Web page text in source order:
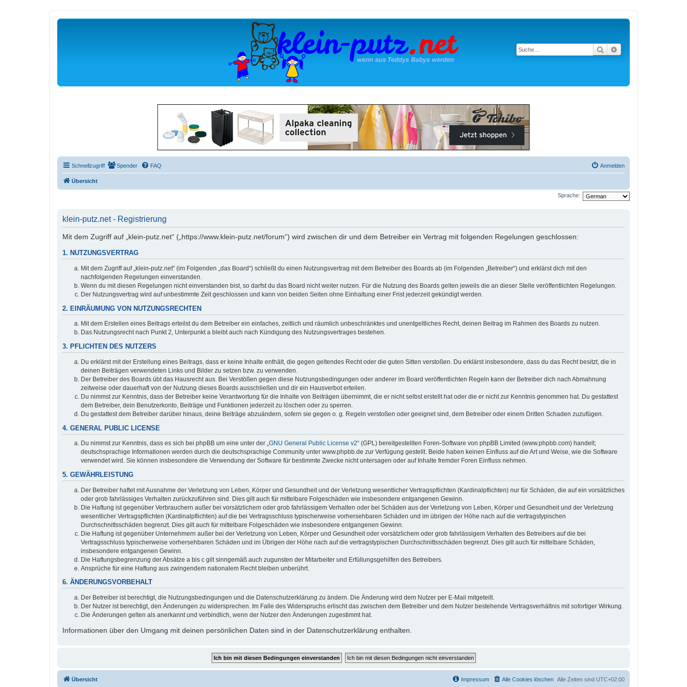
Suche
Schnellzugriff Spender FAQ Anmelden
Übersicht
Sprache:
klein-putz.net - Registrierung
Mit dem Zugriff auf „klein-putz.net“ („https://www.klein-putz.net/forum“) wird zwischen dir und dem Betreiber ein Vertrag mit folgenden Regelungen geschlossen:
1. NUTZUNGSVERTRAG
Mit dem Zugriff auf „klein-putz.net“ (im Folgenden „das Board“) schließt du einen Nutzungsvertrag mit dem Betreiber des Boards ab (im Folgenden „Betreiber“) und erklärst dich mit den
nachfolgenden Regelungen einverstanden.
Wenn du mit diesen Regelungen nicht einverstanden bist, so darfst du das Board nicht weiter nutzen. Für die Nutzung des Boards gelten jeweils die an dieser Stelle veröffentlichten Regelungen.
Der Nutzungsvertrag wird auf unbestimmte Zeit geschlossen und kann von beiden Seiten ohne Einhaltung einer Frist jederzeit gekündigt werden.
2. EINRÄUMUNG VON NUTZUNGSRECHTEN
Mit dem Erstellen eines Beitrags erteilst du dem Betreiber ein einfaches, zeitlich und räumlich unbeschränktes und unentgeltliches Recht, deinen Beitrag im Rahmen des Boards zu nutzen.
Das Nutzungsrecht nach Punkt 2, Unterpunkt a bleibt auch nach Kündigung des Nutzungsvertrages bestehen.
3. PFLICHTEN DES NUTZERS
Du erklärst mit der Erstellung eines Beitrags, dass er keine Inhalte enthält, die gegen geltendes Recht oder die guten Sitten verstoßen. Du erklärst insbesondere, dass du das Recht besitzt, die in
deinen Beiträgen verwendeten Links und Bilder zu setzen bzw. zu verwenden.
Der Betreiber des Boards übt das Hausrecht aus. Bei Verstößen gegen diese Nutzungsbedingungen oder anderer im Board veröffentlichten Regeln kann der Betreiber dich nach Abmahnung
zeitweise oder dauerhaft von der Nutzung dieses Boards ausschließen und dir ein Hausverbot erteilen.
Du nimmst zur Kenntnis, dass der Betreiber keine Verantwortung für die Inhalte von Beiträgen übernimmt, die er nicht selbst erstellt hat oder die er nicht zur Kenntnis genommen hat. Du gestattest
dem Betreiber, dein Benutzerkonto, Beiträge und Funktionen jederzeit zu löschen oder zu sperren.
Du gestattest dem Betreiber darüber hinaus, deine Beiträge abzuändern, sofern sie gegen o. g. Regeln verstoßen oder geeignet sind, dem Betreiber oder einem Dritten Schaden zuzufügen.
4. GENERAL PUBLIC LICENSE
Du nimmst zur Kenntnis, dass es sich bei phpBB um eine unter der „GNU General Public License v2“ (GPL) bereitgestellten Foren-Software von phpBB Limited (www.phpbb.com) handelt;
deutschsprachige Informationen werden durch die deutschsprachige Community unter www.phpbb.de zur Verfügung gestellt. Beide haben keinen Einfluss auf die Art und Weise, wie die Software
verwendet wird. Sie können insbesondere die Verwendung der Software für bestimmte Zwecke nicht untersagen oder auf Inhalte fremder Foren Einfluss nehmen.
5. GEWÄHRLEISTUNG
Der Betreiber haftet mit Ausnahme der Verletzung von Leben, Körper und Gesundheit und der Verletzung wesentlicher Vertragspflichten (Kardinalpflichten) nur für Schäden, die auf ein vorsätzliches
oder grob fahrlässiges Verhalten zurückzuführen sind. Dies gilt auch für mittelbare Folgeschäden wie insbesondere entgangenen Gewinn.
Die Haftung ist gegenüber Verbrauchern außer bei vorsätzlichem oder grob fahrlässigem Verhalten oder bei Schäden aus der Verletzung von Leben, Körper und Gesundheit und der Verletzung
wesentlicher Vertragspflichten (Kardinalpflichten) auf die bei Vertragsschluss typischerweise vorhersehbaren Schäden und im übrigen der Höhe nach auf die vertragstypischen
Durchschnittsschäden begrenzt. Dies gilt auch für mittelbare Folgeschäden wie insbesondere entgangenen Gewinn.
Die Haftung ist gegenüber Unternehmern außer bei der Verletzung von Leben, Körper und Gesundheit oder vorsätzlichem oder grob fahrlässigem Verhalten des Betreibers auf die bei
Vertragsschluss typischerweise vorhersehbaren Schäden und im Übrigen der Höhe nach auf die vertragstypischen Durchschnittsschäden begrenzt. Dies gilt auch für mittelbare Schäden,
insbesondere entgangenen Gewinn.
Die Haftungsbegrenzung der Absätze a bis c gilt sinngemäß auch zugunsten der Mitarbeiter und Erfüllungsgehilfen des Betreibers.
Ansprüche für eine Haftung aus zwingendem nationalem Recht bleiben unberührt.
6. ÄNDERUNGSVORBEHALT
Der Betreiber ist berechtigt, die Nutzungsbedingungen und die Datenschutzerklärung zu ändern. Die Änderung wird dem Nutzer per E-Mail mitgeteilt.
Der Nutzer ist berechtigt, den Änderungen zu widersprechen. Im Falle des Widerspruchs erlischt das zwischen dem Betreiber und dem Nutzer bestehende Vertragsverhältnis mit sofortiger Wirkung.
Die Änderungen gelten als anerkannt und verbindlich, wenn der Nutzer den Änderungen zugestimmt hat.
Informationen über den Umgang mit deinen persönlichen Daten sind in der Datenschutzerklärung enthalten.
Übersicht Alle Zeiten sind UTC+02:00
Alle Cookies löschen
Impressum